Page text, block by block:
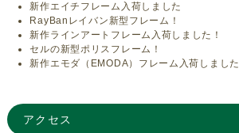
新作エイチフレーム入荷しました
RayBanレイバン新型フレーム！
新作ラインアートフレーム入荷しました！
セルの新型ポリスフレーム！
新作エモダ（EMODA）フレーム入荷しました
アクセス